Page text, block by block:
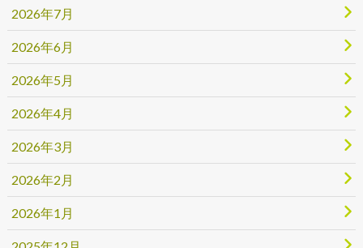
2026年7月
2026年6月
2026年5月
2026年4月
2026年3月
2026年2月
2026年1月